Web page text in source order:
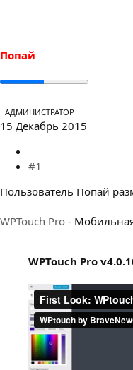
Попай
АДМИНИСТРАТОР
15 Декабрь 2015
#1
Пользователь Попай
WPTouch Pro -
WPTouch Pro